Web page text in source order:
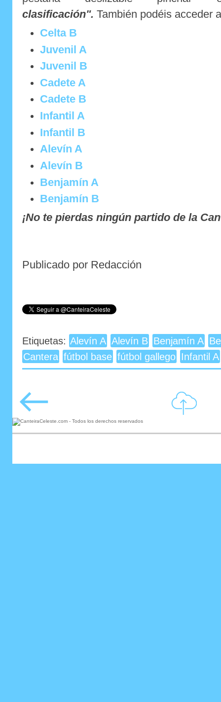
clasificación". También podéis acceder
Celta B
Juvenil A
Juvenil B
Cadete A
Cadete B
Infantil A
Infantil B
Alevín A
Alevín B
Benjamín A
Benjamín B
¡No te pierdas ningún partido de la
Publicado por Redacción
Etiquetas: Alevín A Alevín B Benjamín A
Cantera fútbol base fútbol gallego Infantil A